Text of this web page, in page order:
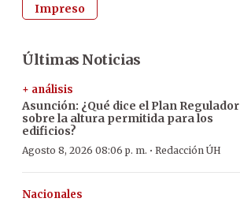
Impreso
Últimas Noticias
+ análisis
Asunción: ¿Qué dice el Plan Regulador
sobre la altura permitida para los
edificios?
Agosto 8, 2026 08:06 p. m. · Redacción ÚH
Nacionales